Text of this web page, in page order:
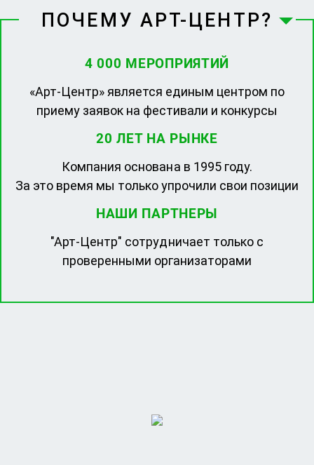
ПОЧЕМУ АРТ-ЦЕНТР?
4 000 МЕРОПРИЯТИЙ
«Арт-Центр» является единым центром по
приему заявок на фестивали и конкурсы
20 ЛЕТ НА РЫНКЕ
Компания основана в 1995 году.
За это время мы только упрочили свои позиции
НАШИ ПАРТНЕРЫ
"Арт-Центр" сотрудничает только с
проверенными организаторами